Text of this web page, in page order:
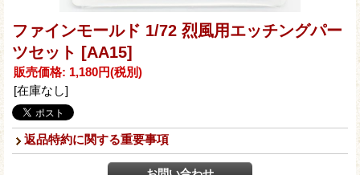
ファインモールド 1/72 烈風用エッチングパー
ツセット [AA15]
販売価格: 1,180円(税別)
[在庫なし]
返品特約に関する重要事項